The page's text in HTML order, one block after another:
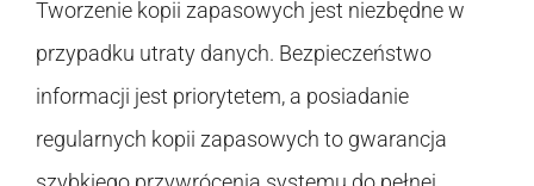
Tworzenie kopii zapasowych jest niezbędne w
przypadku utraty danych. Bezpieczeństwo
informacji jest priorytetem, a posiadanie
regularnych kopii zapasowych to gwarancja